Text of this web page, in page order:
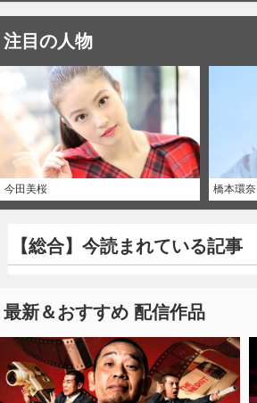
注目の人物
今田美桜 橋本環奈
【総合】今読まれている記事
最新＆おすすめ 配信作品